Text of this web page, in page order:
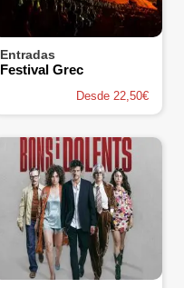
Entradas
Festival Grec
Desde 22,50€